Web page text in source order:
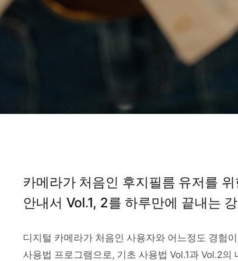
카메라가 처음인 후지필름 유저를 위
안내서 Vol.1, 2를 하루만에 끝내는
디지털 카메라가 처음인 사용자와 어느정도 경험
사용법 프로그램으로, 기초 사용법 Vol.1과 Vol.2